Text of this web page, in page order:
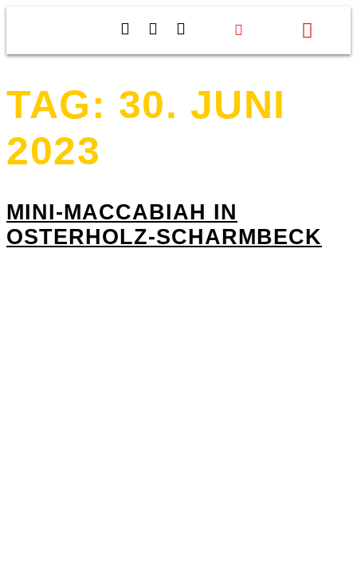
TAG: 30. JUNI
2023
MINI-MACCABIAH IN
OSTERHOLZ-SCHARMBECK